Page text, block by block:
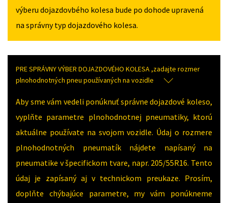
výberu dojazdovbého kolesa bude po dohode upravená
na správny typ dojazdového kolesa.
PRE SPRÁVNY VÝBER DOJAZDOVÉHO KOLESA ,zadajte rozmer
plnohodnotných pneu používaných na vozidle
Aby sme vám vedeli ponúknuť správne dojazdové koleso,
vyplňte parametre plnohodnotnej pneumatiky, ktorú
aktuálne používate na svojom vozidle. Údaj o rozmere
plnohodnotných pneumatík nájdete napísaný na
pneumatike v špecifickom tvare, napr. 205/55R16. Tento
údaj je zapísaný aj v technickom preukaze. Prosím,
doplňte chýbajúce parametre, my vám ponúkneme